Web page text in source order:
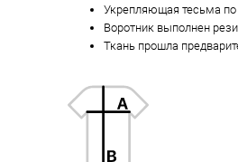
Укрепляющая тесьма по
Воротник выполнен
Ткань прошла